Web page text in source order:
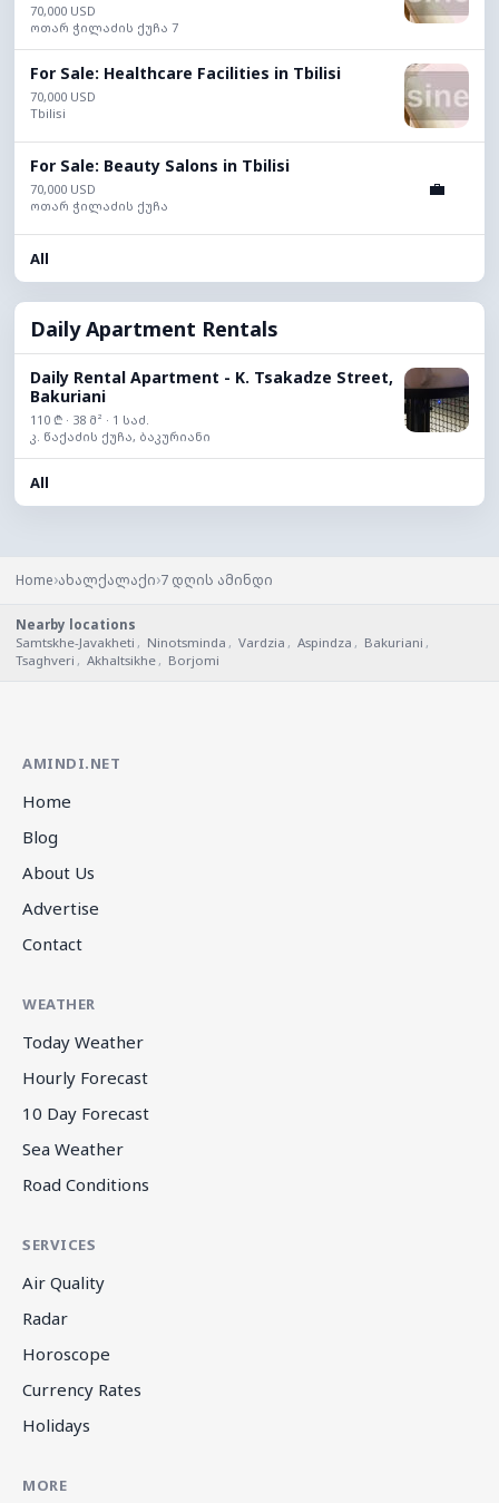
70,000 USD
ოთარ ჭილაძის ქუჩა 7
For Sale: Healthcare Facilities in Tbilisi
70,000 USD
Tbilisi
For Sale: Beauty Salons in Tbilisi
70,000 USD
ოთარ ჭილაძის ქუჩა
💼
All
Daily Apartment Rentals
Daily Rental Apartment - K. Tsakadze Street,
Bakuriani
110 ₾ · 38 მ² · 1 საძ.
კ. წაქაძის ქუჩა, ბაკურიანი
All
Home›ახალქალაქი›7 დღის ამინდი
Nearby locations
Samtskhe-Javakheti , Ninotsminda , Vardzia , Aspindza , Bakuriani ,
Tsaghveri , Akhaltsikhe , Borjomi
AMINDI.NET
Home
Blog
About Us
Advertise
Contact
WEATHER
Today Weather
Hourly Forecast
10 Day Forecast
Sea Weather
Road Conditions
SERVICES
Air Quality
Radar
Horoscope
Currency Rates
Holidays
MORE